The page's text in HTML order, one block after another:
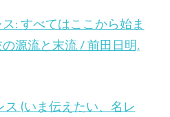
: すべてはここから始ま
源流と末流 / 前田日明,
(いま伝えたい、名レ